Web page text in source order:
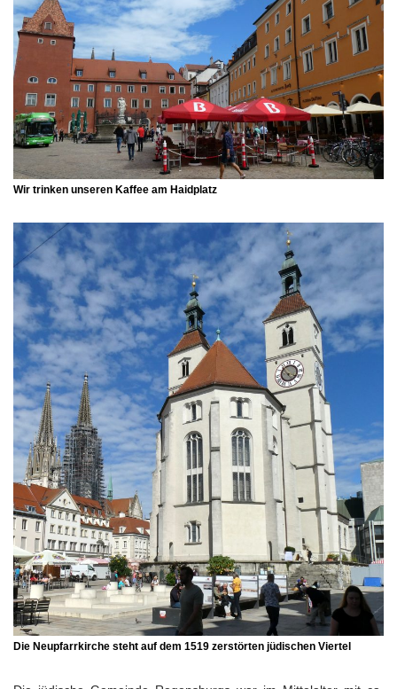
Wir trinken unseren Kaffee am Haidplatz
Die Neupfarrkirche steht auf dem 1519 zerstörten jüdischen Viertel